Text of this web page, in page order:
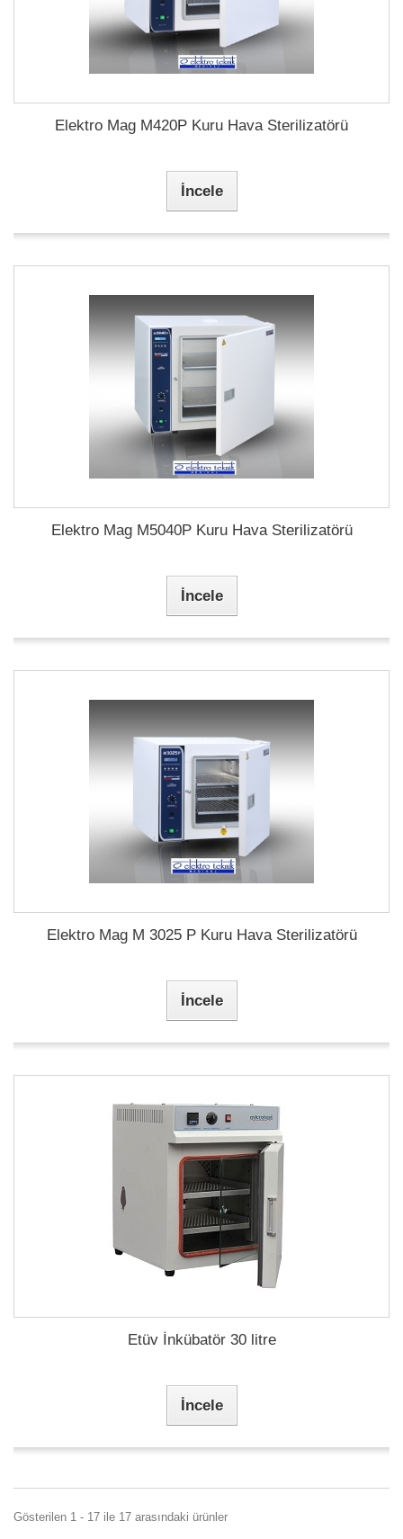
Elektro Mag M420P Kuru Hava Sterilizatörü
İncele
Elektro Mag M5040P Kuru Hava Sterilizatörü
İncele
Elektro Mag M 3025 P Kuru Hava Sterilizatörü
İncele
Etüv İnkübatör 30 litre
İncele
Gösterilen 1 - 17 ile 17 arasındaki ürünler